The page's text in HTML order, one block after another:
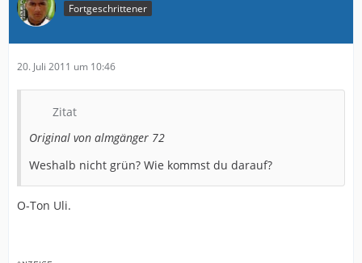
Fortgeschrittener
20. Juli 2011 um 10:46
Zitat
Original von almgänger 72
Weshalb nicht grün? Wie kommst du darauf?
O-Ton Uli.